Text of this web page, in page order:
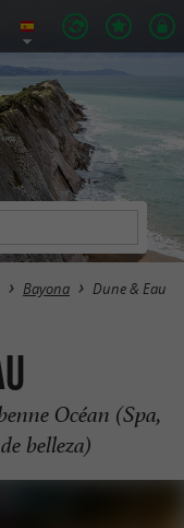
Bayona Dune & Eau
Océan (Spa,
belleza)